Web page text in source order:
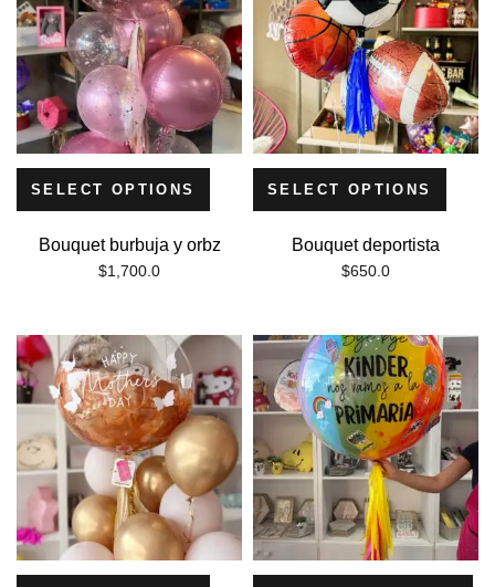
SELECT OPTIONS
Bouquet burbuja y orbz
$1,700.0
SELECT OPTIONS
Bouquet deportista
$650.0